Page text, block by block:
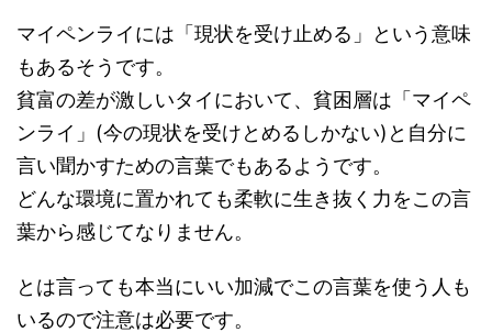
マイペンライには「現状を受け止める」という意味
もあるそうです。
貧富の差が激しいタイにおいて、貧困層は「マイペ
ンライ」(今の現状を受けとめるしかない)と自分に
言い聞かすための言葉でもあるようです。
どんな環境に置かれても柔軟に生き抜く力をこの言
葉から感じてなりません。
とは言っても本当にいい加減でこの言葉を使う人も
いるので注意は必要です。